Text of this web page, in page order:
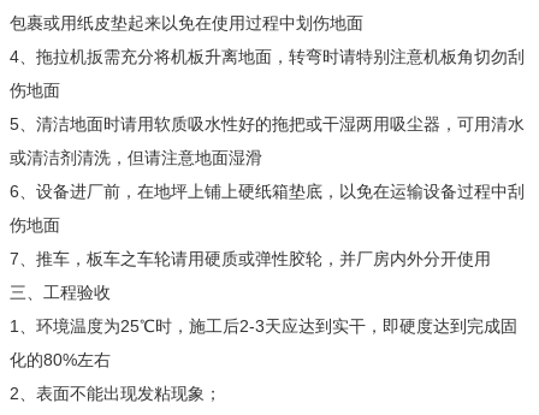
包裹或用纸皮垫起来以免在使用过程中划伤地面
4、拖拉机扳需充分将机板升离地面，转弯时请特别注意机板角切勿刮
伤地面
5、清洁地面时请用软质吸水性好的拖把或干湿两用吸尘器，可用清水
或清洁剂清洗，但请注意地面湿滑
6、设备进厂前，在地坪上铺上硬纸箱垫底，以免在运输设备过程中刮
伤地面
7、推车，板车之车轮请用硬质或弹性胶轮，并厂房内外分开使用
三、工程验收
1、环境温度为25℃时，施工后2-3天应达到实干，即硬度达到完成固
化的80%左右
2、表面不能出现发粘现象；